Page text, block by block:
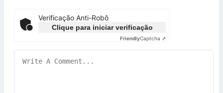
Verificação Anti-Robô
Clique para iniciar verificação
FriendlyCaptcha ⇗